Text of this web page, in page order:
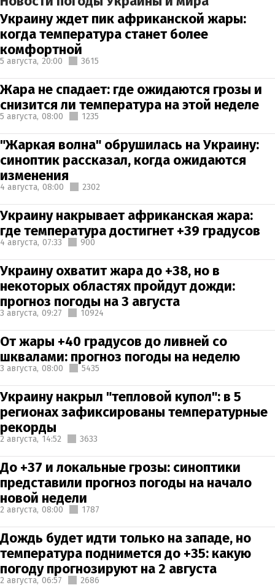
Украину ждет пик африканской жары:
когда температура станет более
комфортной
5 августа, 20:00 3615
Жара не спадает: где ожидаются грозы и
снизится ли температура на этой неделе
5 августа, 08:00 1235
"Жаркая волна" обрушилась на Украину:
синоптик рассказал, когда ожидаются
изменения
4 августа, 08:00 2302
Украину накрывает африканская жара:
где температура достигнет +39 градусов
4 августа, 07:33 900
Украину охватит жара до +38, но в
некоторых областях пройдут дожди:
прогноз погоды на 3 августа
3 августа, 09:27 10924
От жары +40 градусов до ливней со
шквалами: прогноз погоды на неделю
3 августа, 08:00 5435
Украину накрыл "тепловой купол": в 5
регионах зафиксированы температурные
рекорды
2 августа, 14:52 3633
До +37 и локальные грозы: синоптики
представили прогноз погоды на начало
новой недели
2 августа, 08:00 1787
Дождь будет идти только на западе, но
температура поднимется до +35: какую
погоду прогнозируют на 2 августа
2 августа, 06:57 2686